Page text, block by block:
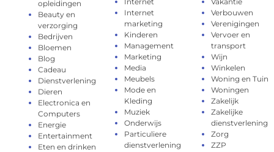
opleidingen
Beauty en
verzorging
Bedrijven
Bloemen
Blog
Cadeau
Dienstverlening
Dieren
Electronica en
Computers
Energie
Entertainment
Eten en drinken
Internet
marketing
Kinderen
Management
Marketing
Media
Meubels
Mode en
Kleding
Muziek
Onderwijs
Particuliere
dienstverlening
Verbouwen
Verenigingen
Vervoer en
transport
Wijn
Winkelen
Woning en Tuin
Woningen
Zakelijk
Zakelijke
dienstverlening
Zorg
ZZP